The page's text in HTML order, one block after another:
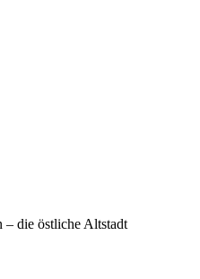
– die östliche Altstadt